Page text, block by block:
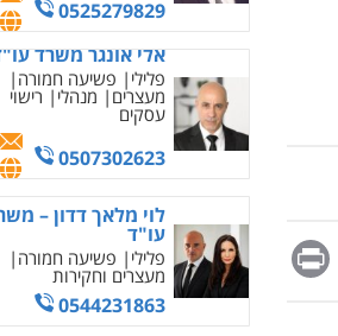
Message
Print
0525279829
אלי אונגר משרד
פלילי פשיעה חמורה
מעצרים מנהלי רישוי
עסקים
0507302623
לוי מלאך דדון –
עו"ד
פלילי פשיעה חמורה
מעצרים וחקירות
0544231863
מחיקת כתבות מגוגל
ודחיקת אזכורים
שירותים מקצועיים
דין
0522508109
אחסון אתרים
מהירות הגנה גיבוי
תמיכה שירותים
לעורכי דין
מרכז התחלה חדשה
אסירים עבירות מין
שירותים מקצועיים